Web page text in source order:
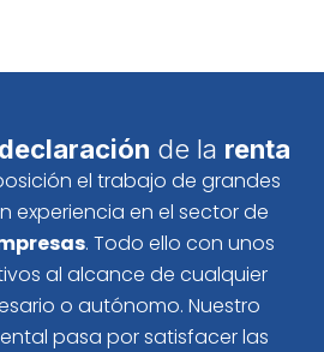
declaración de la renta
el trabajo de grandes
experiencia en el sector de
. Todo ello con unos
al alcance de cualquier
o autónomo. Nuestro
pasa por satisfacer las